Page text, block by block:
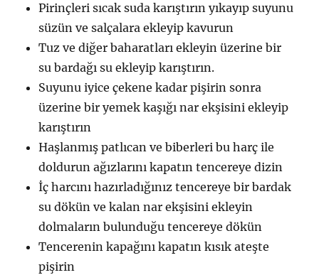
Pirinçleri sıcak suda karıştırın yıkayıp suyunu
süzün ve salçalara ekleyip kavurun
Tuz ve diğer baharatları ekleyin üzerine bir
su bardağı su ekleyip karıştırın.
Suyunu iyice çekene kadar pişirin sonra
üzerine bir yemek kaşığı nar ekşisini ekleyip
karıştırın
Haşlanmış patlıcan ve biberleri bu harç ile
doldurun ağızlarını kapatın tencereye dizin
İç harcını hazırladığınız tencereye bir bardak
su dökün ve kalan nar ekşisini ekleyin
dolmaların bulunduğu tencereye dökün
Tencerenin kapağını kapatın kısık ateşte
pişirin